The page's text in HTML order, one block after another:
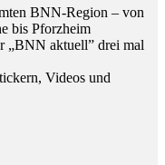
BNN-Region – von
bis Pforzheim
„BNN aktuell” drei mal
Videos und